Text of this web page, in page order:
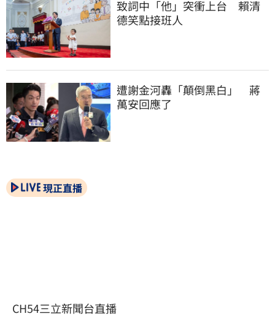
致詞中「他」突衝上台　賴清
德笑點接班人
遭謝金河轟「顛倒黑白」　蔣
萬安回應了
現正直播
CH54三立新聞台直播